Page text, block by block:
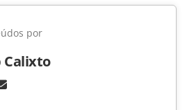
por
Calixto